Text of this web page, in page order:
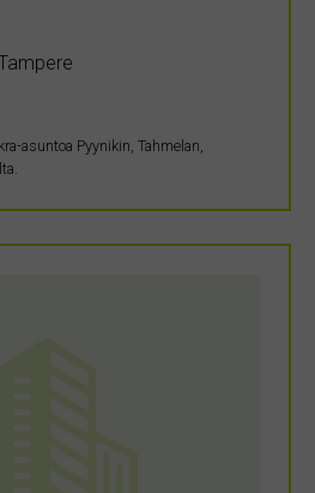
asuntoa Pyynikin, Tahmelan,